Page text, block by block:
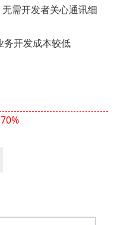
需开发者关心通讯细
务开发成本较低